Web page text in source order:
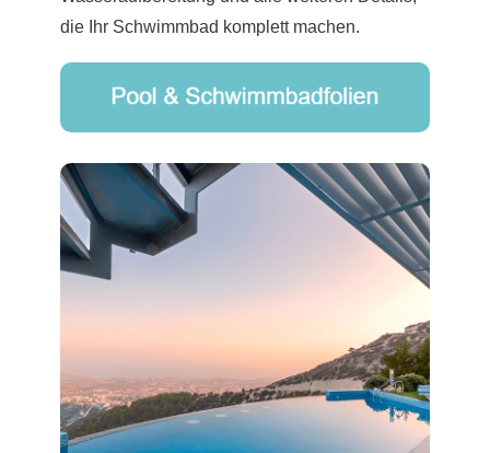
die Ihr Schwimmbad komplett machen.